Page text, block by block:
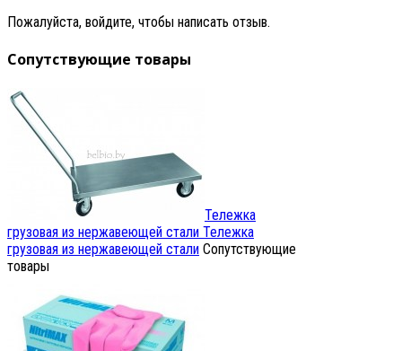
Пожалуйста, войдите, чтобы написать отзыв.
Сопутствующие товары
Тележка
грузовая из нержавеющей стали Тележка
грузовая из нержавеющей стали Сопутствующие
товары